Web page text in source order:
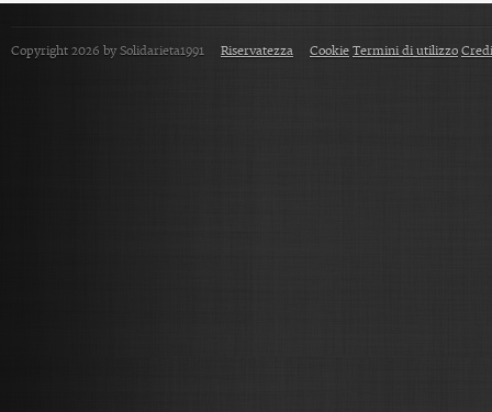
Copyright 2026 by Solidarieta1991 Riservatezza Cookie Termini di utilizzo